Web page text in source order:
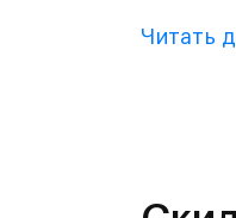
Читать